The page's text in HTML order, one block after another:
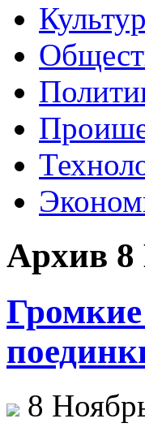
Архив 8
8